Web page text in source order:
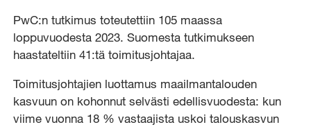
PwC:n tutkimus toteutettiin 105 maassa
loppuvuodesta 2023. Suomesta tutkimukseen
haastateltiin 41:tä toimitusjohtajaa.
Toimitusjohtajien luottamus maailmantalouden
kasvuun on kohonnut selvästi edellisvuodesta: kun
viime vuonna 18 % vastaajista uskoi talouskasvun